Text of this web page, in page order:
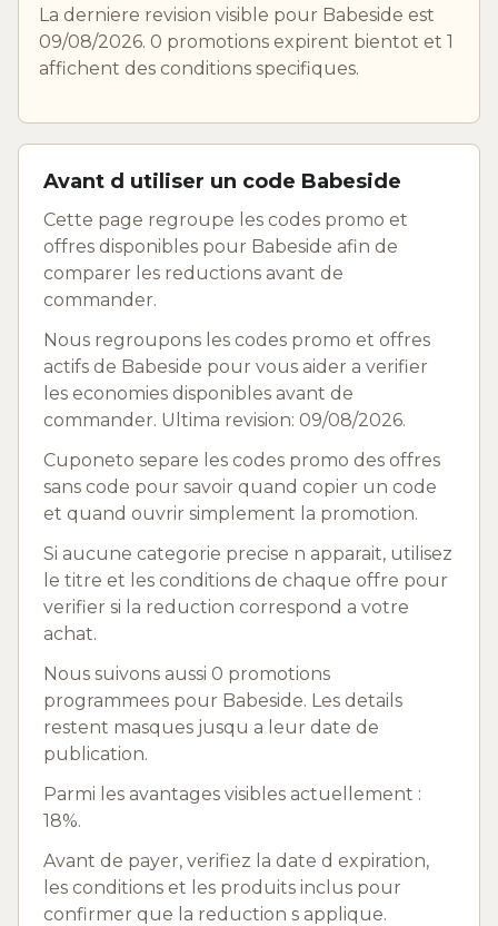
La derniere revision visible pour Babeside est
09/08/2026. 0 promotions expirent bientot et 1
affichent des conditions specifiques.
Avant d utiliser un code Babeside
Cette page regroupe les codes promo et
offres disponibles pour Babeside afin de
comparer les reductions avant de
commander.
Nous regroupons les codes promo et offres
actifs de Babeside pour vous aider a verifier
les economies disponibles avant de
commander. Ultima revision: 09/08/2026.
Cuponeto separe les codes promo des offres
sans code pour savoir quand copier un code
et quand ouvrir simplement la promotion.
Si aucune categorie precise n apparait, utilisez
le titre et les conditions de chaque offre pour
verifier si la reduction correspond a votre
achat.
Nous suivons aussi 0 promotions
programmees pour Babeside. Les details
restent masques jusqu a leur date de
publication.
Parmi les avantages visibles actuellement :
18%.
Avant de payer, verifiez la date d expiration,
les conditions et les produits inclus pour
confirmer que la reduction s applique.